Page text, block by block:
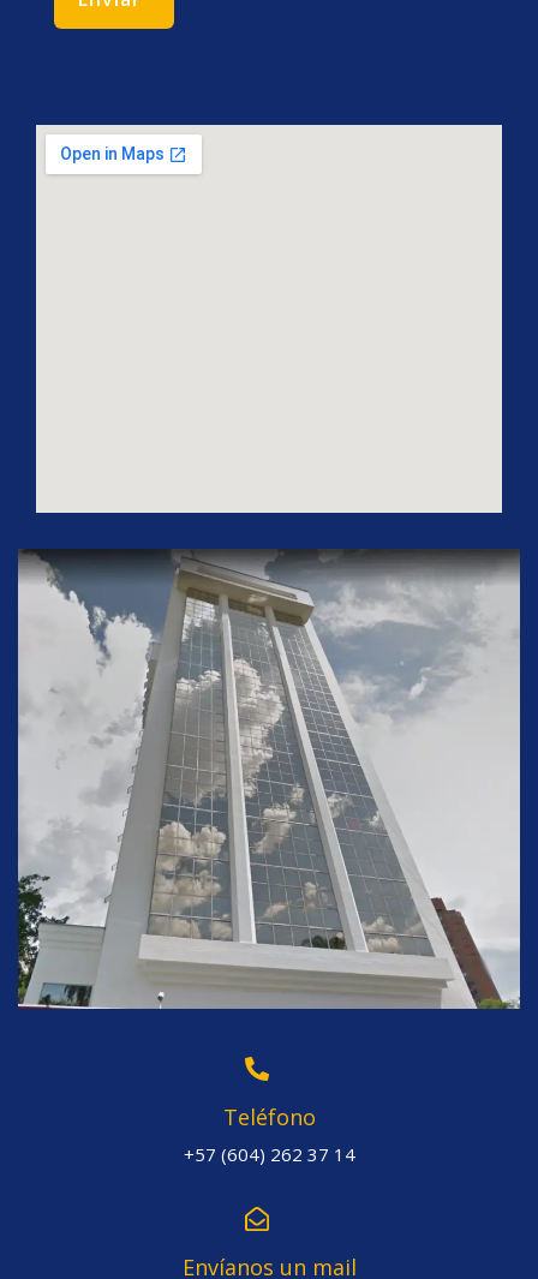
Teléfono
+57 (604) 262 37 14
Envíanos un mail